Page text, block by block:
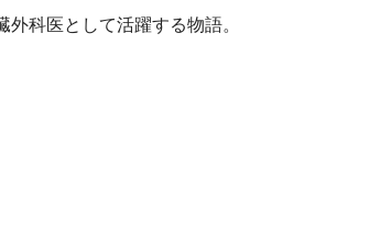
科医として活躍する物語。